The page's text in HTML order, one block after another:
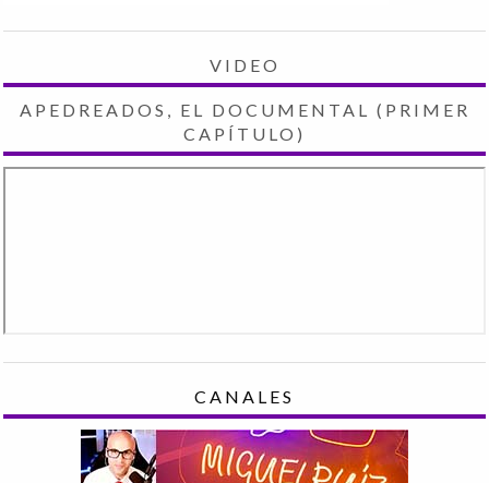
VIDEO
APEDREADOS, EL DOCUMENTAL (PRIMER
CAPÍTULO)
CANALES